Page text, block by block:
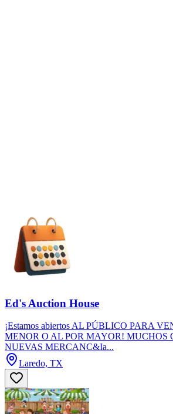
Ed's Auction House
¡Estamos abiertos AL PÚBLICO PARA
MENOR O AL POR MAYOR! MUCHOS
NUEVAS MERCANC&Ia...
Laredo, TX